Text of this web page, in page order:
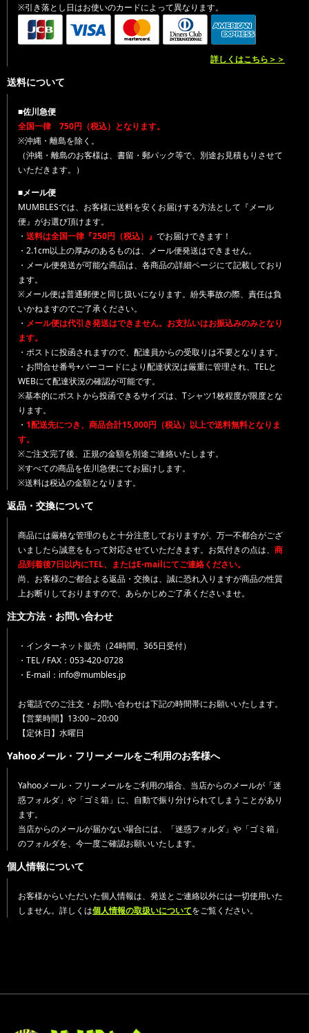
※引き落とし日はお使いのカードによって異なります。
詳しくはこちら＞＞
送料について
■佐川急便
全国一律 750円（税込）となります。
※沖縄・離島を除く。
（沖縄・離島のお客様は、書留・郵パック等で、別途お見積もりさせて
いただきます。）
■メール便
MUMBLESでは、お客様に送料を安くお届けする方法として『メール
便』がお選び頂けます。
・ 送料は全国一律『250円（税込）』 でお届けできます！
・2.1cm以上の厚みのあるものは、メール便発送はできません。
・メール便発送が可能な商品は、各商品の詳細ページにて記載しており
ます。
※メール便は普通郵便と同じ扱いになります。紛失事故の際、責任は負
いかねますのでご了承ください。
・ メール便は代引き発送はできません。お支払いはお振込みのみとなり
ます。
・ポストに投函されますので、配達員からの受取りは不要となります。
・お問合せ番号+バーコードにより配達状況は厳重に管理され、TELと
WEBにて配達状況の確認が可能です。
※基本的にポストから投函できるサイズは、Tシャツ1枚程度が限度とな
ります。
・ 1配送先につき、商品合計15,000円（税込）以上で送料無料となりま
す。
※ご注文完了後、正規の金額を別途ご連絡いたします。
※すべての商品を佐川急便にてお届けします。
※送料は税込の金額となります。
返品・交換について
商品には厳格な管理のもと十分注意しておりますが、万一不都合がござ
いましたら誠意をもって対応させていただきます。お気付きの点は、 商
品到着後7日以内にTEL、またはE-mailにてご連絡ください。
尚、お客様のご都合よる返品・交換は、誠に恐れ入りますが商品の性質
上お断りしておりますので、あらかじめご了承くださいませ。
注文方法・お問い合わせ
・インターネット販売（24時間、365日受付）
・TEL / FAX：053-420-0728
・E-mail：info@mumbles.jp
お電話でのご注文・お問い合わせは下記の時間帯にお願いいたします。
【営業時間】13:00～20:00
【定休日】水曜日
Yahooメール・フリーメールをご利用のお客様へ
Yahooメール・フリーメールをご利用の場合、当店からのメールが「迷
惑フォルダ」や「ゴミ箱」に、自動で振り分けられてしまうことがあり
ます。
当店からのメールが届かない場合には、「迷惑フォルダ」や「ゴミ箱」
のフォルダを、今一度ご確認お願いいたします。
個人情報について
お客様からいただいた個人情報は、発送とご連絡以外には一切使用いた
しません。詳しくは個人情報の取扱いについてをご覧ください。